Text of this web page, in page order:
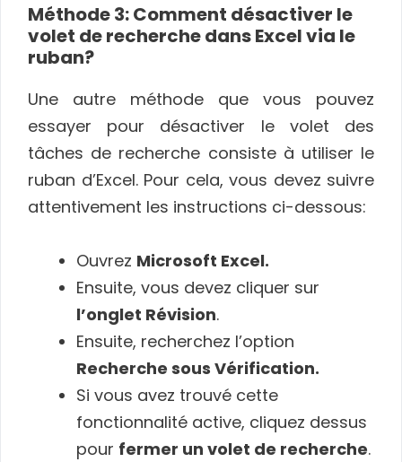
Méthode 3: Comment désactiver le
volet de recherche dans Excel via le
ruban?
Une autre méthode que vous pouvez
essayer pour désactiver le volet des
tâches de recherche consiste à utiliser le
ruban d’Excel. Pour cela, vous devez suivre
attentivement les instructions ci-dessous:
Ouvrez Microsoft Excel.
Ensuite, vous devez cliquer sur
l’onglet Révision.
Ensuite, recherchez l’option
Recherche sous Vérification.
Si vous avez trouvé cette
fonctionnalité active, cliquez dessus
pour fermer un volet de recherche.